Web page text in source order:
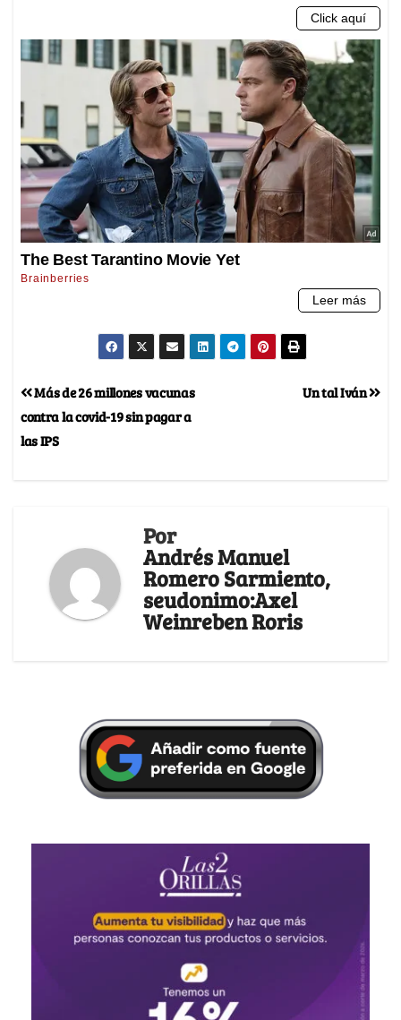
Un tal Iván
Más de 26 millones vacunas
contra la covid-19 sin pagar a
las IPS
Por
Andrés Manuel
Romero Sarmiento,
seudonimo:Axel
Weinreben Roris